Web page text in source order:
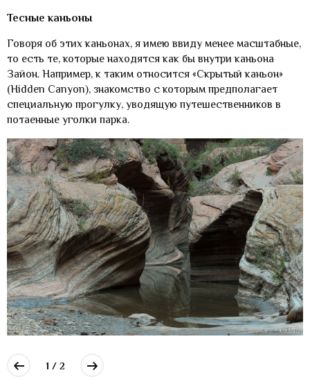
Тесные каньоны
Говоря об этих каньонах, я имею ввиду менее масштабные,
то есть те, которые находятся как бы внутри каньона
Зайон. Например, к таким относится «Скрытый каньон»
(Hidden Canyon), знакомство с которым предполагает
специальную прогулку, уводящую путешественников в
потаенные уголки парка.
1 / 2